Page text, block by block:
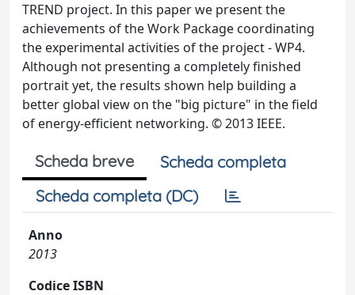
TREND project. In this paper we present the
achievements of the Work Package coordinating
the experimental activities of the project - WP4.
Although not presenting a completely finished
portrait yet, the results shown help building a
better global view on the "big picture" in the field
of energy-efficient networking. © 2013 IEEE.
Scheda breve
Scheda completa
Scheda completa (DC)
Anno
2013
Codice ISBN